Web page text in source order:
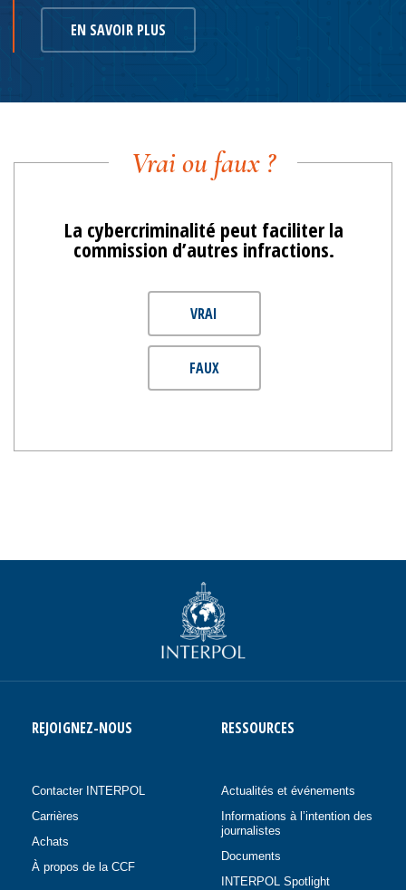
EN SAVOIR PLUS
Vrai ou faux ?
La cybercriminalité peut faciliter la
commission d’autres infractions.
VRAI
FAUX
REJOIGNEZ-NOUS
Contacter INTERPOL
Carrières
Achats
À propos de la CCF
RESSOURCES
Actualités et événements
Informations à l’intention des
journalistes
Documents
INTERPOL Spotlight